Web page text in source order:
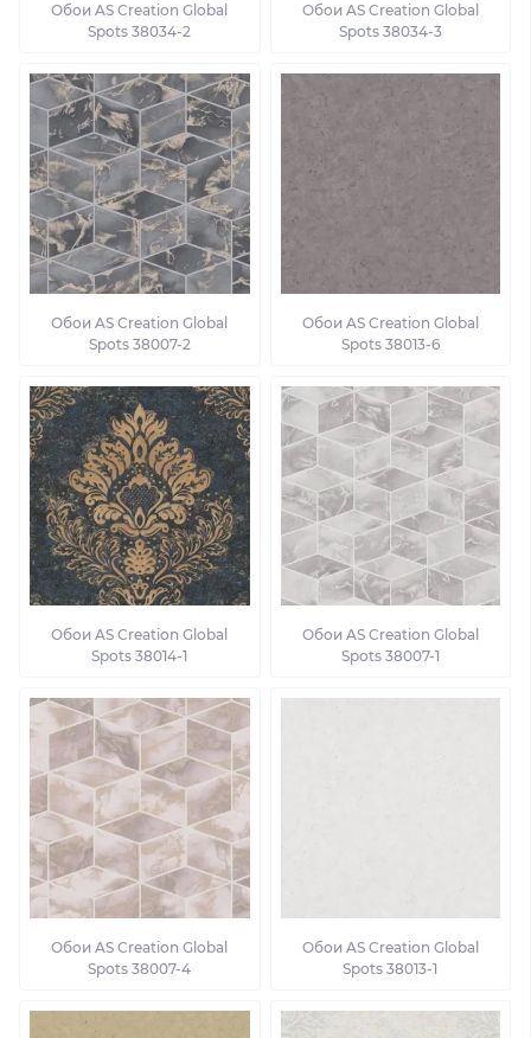
Обои AS Creation Global
Spots 38034-2
Обои AS Creation Global
Spots 38034-3
Обои AS Creation Global
Spots 38007-2
Обои AS Creation Global
Spots 38013-6
Обои AS Creation Global
Spots 38014-1
Обои AS Creation Global
Spots 38007-1
Обои AS Creation Global
Spots 38007-4
Обои AS Creation Global
Spots 38013-1